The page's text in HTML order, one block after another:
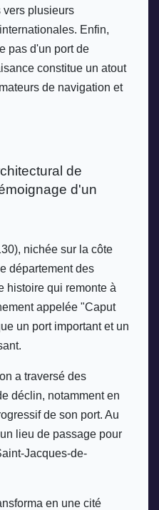
vers plusieurs
Enfin,
pas d'un port de
constitue un atout
de navigation et
de
d'un
nichée sur la côte
département des
histoire qui remonte à
appelée "Caput
un port important et un
a traversé des
déclin, notamment en
de son port. Au
lieu de passage pour
Jacques-de-
en une cité